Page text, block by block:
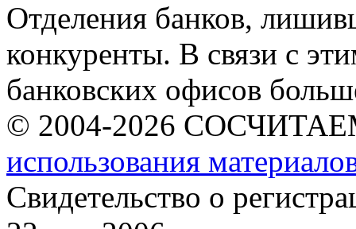
Отделения банков,
конкуренты. В связи с
банковских офисов
© 2004-2026
использования
Свидетельство о